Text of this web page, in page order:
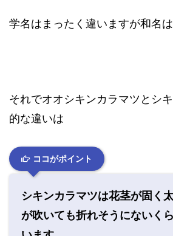
学名はまったく違いますが和名は
それでオオシキンカラマツとシ
的な違いは
ココがポイント
シキンカラマツは花茎が固く
が吹いても折れそうにないく